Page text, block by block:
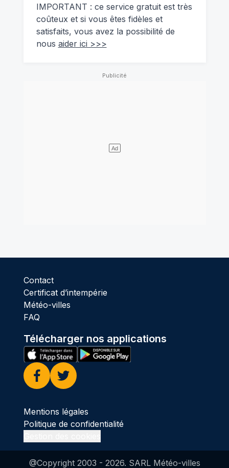
IMPORTANT : ce service gratuit est très
coûteux et si vous êtes fidèles et
satisfaits, vous avez la possibilité de
nous aider ici >>>
Contact
Certificat d’intempérie
Météo-villes
FAQ
Télécharger nos applications
Facebook
Twitter
Mentions légales
Politique de confidentialité
@Copyright 2003 - 2026. SARL Météo-villes